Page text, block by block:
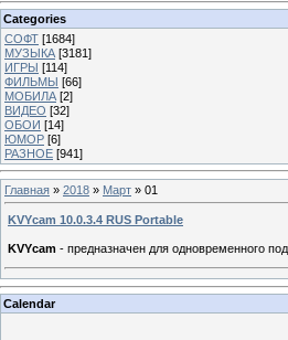
Categories
СОФТ [1684]
МУЗЫКА [3181]
ИГРЫ [114]
ФИЛЬМЫ [66]
МОБИЛА [2]
ВИДЕО [32]
ОБОИ [14]
ЮМОР [6]
РАЗНОЕ [941]
Главная » 2018 » Март » 01
KVYcam 10.0.3.4 RUS Portable
KVYcam - предназначен для одновременного
Calendar